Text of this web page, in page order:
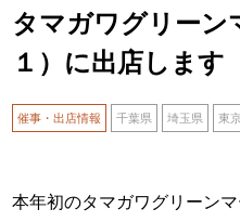
タマガワグリーン
１）に出店します
催事・出店情報 千葉県 埼玉県 東
本年初のタマガワグリーン